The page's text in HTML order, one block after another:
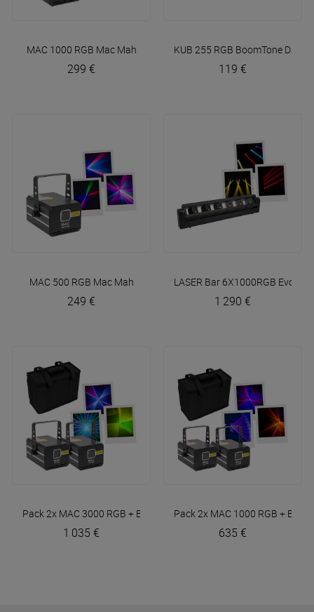
MAC 1000 RGB Mac Mah
299 €
KUB 255 RGB BoomTone DJ
119 €
MAC 500 RGB Mac Mah
249 €
LASER Bar 6X1000RGB Evolite
1 290 €
Pack 2x MAC 3000 RGB + Bag Mac Mah
1 035 €
Pack 2x MAC 1000 RGB + Bag
635 €